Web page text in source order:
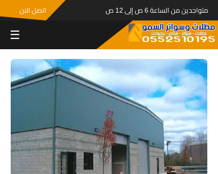
متواجدين من الساعة 6 ص إلى 12 ص اتصل الان
☰